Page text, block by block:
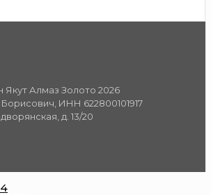
Якут Алмаз Золото 2026
ИНН 622800101917
д. 13/20